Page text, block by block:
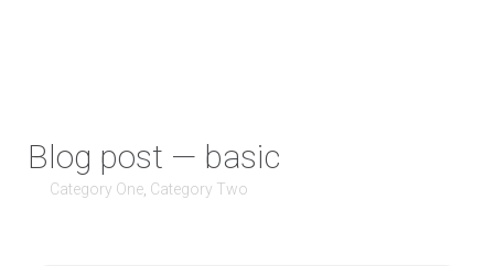
Blog post — basic
Category One Category Two